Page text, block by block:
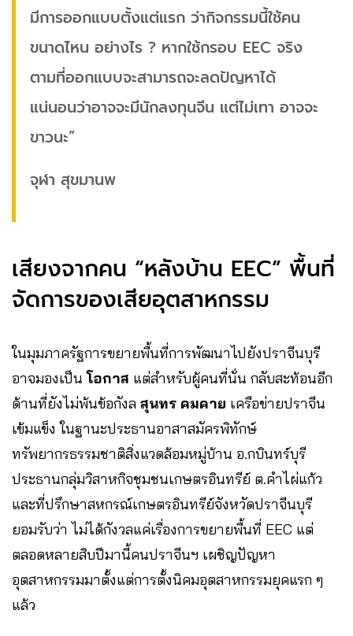
มีการออกแบบตั้งแต่แรก ว่ากิจกรรมนี้ใช้คน
ขนาดไหน อย่างไร ? หากใช้กรอบ EEC จริง
ตามที่ออกแบบจะสามารถจะลดปัญหาได้
แน่นอนว่าอาจจะมีนักลงทุนจีน แต่ไม่เทา อาจจะ
ขาวนะ”
จุฬา สุขมานพ
เสียงจากคน “หลังบ้าน EEC” พื้นที่
จัดการของเสียอุตสาหกรรม
ในมุมภาครัฐการขยายพื้นที่การพัฒนาไปยังปราจีนบุรี
อาจมองเป็นโอกาส แต่สำหรับผู้คนที่นั่น กลับสะท้อนอีก
ด้านที่ยังไม่พ้นข้อกังล สุนทร คมคาย เครือข่ายปราจีน
เข้มแข็ง ในฐานะประธานอาสาสมัครพิทักษ์
ทรัพยากรธรรมชาติสิ่งแวดล้อมหมู่บ้าน อ.กบินทร์บุรี
ประธานกลุ่มวิสาหกิจชุมชนเกษตรอินทรีย์ ต.คำไผ่แก้ว
และที่ปรึกษาสหกรณ์เกษตรอินทรีย์จังหวัดปราจีนบุรี
ยอมรับว่า ไม่ได้กังวลแค่เรื่องการขยายพื้นที่ EEC แต่
ตลอดหลายสิบปีมานี้คนปราจีนฯ เผชิญปัญหา
อุตสาหกรรมมาตั้งแต่การตั้งนิคมอุตสาหกรรมยุคแรก ๆ
แล้ว